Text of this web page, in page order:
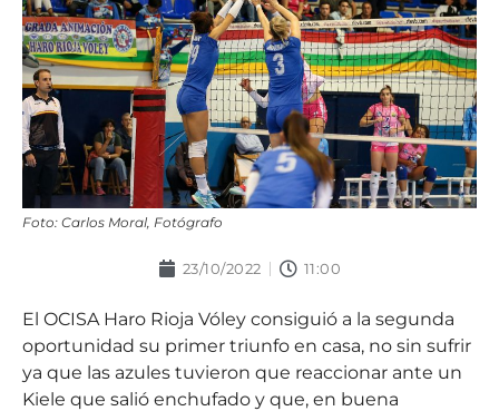
Foto: Carlos Moral, Fotógrafo
23/10/2022 11:00
El OCISA Haro Rioja Vóley consiguió a la segunda
oportunidad su primer triunfo en casa, no sin sufrir
ya que las azules tuvieron que reaccionar ante un
Kiele que salió enchufado y que, en buena